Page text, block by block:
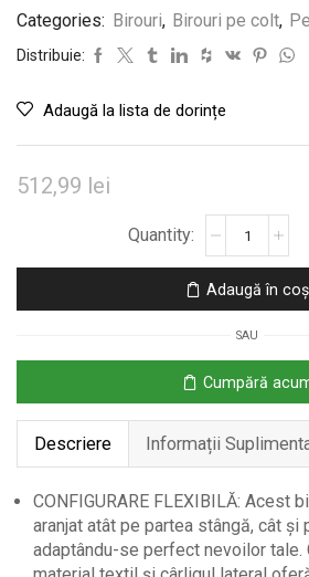
Categories: Birouri, Birouri pe colt,
Distribuie:
Adaugă la lista de dorințe
512,99 lei
de
Colț
Prize
și
Porturi
USB,
126
x
48
cm
Adaugă în coș
SAU
Cumpără
Descriere Informații
CONFIGURARE FLEXIBILĂ: Acest
aranjat atât pe partea stângă, cât și
adaptându-se perfect nevoilor tale.